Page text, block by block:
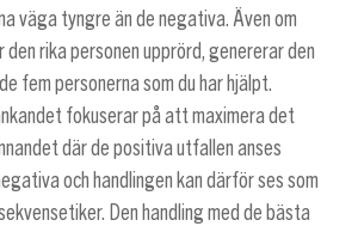
väga tyngre än de negativa. Även om
den rika personen upprörd, genererar den
fem personerna som du har hjälpt.
fokuserar på att maximera det
där de positiva utfallen anses
och handlingen kan därför ses som
Den handling med de bästa